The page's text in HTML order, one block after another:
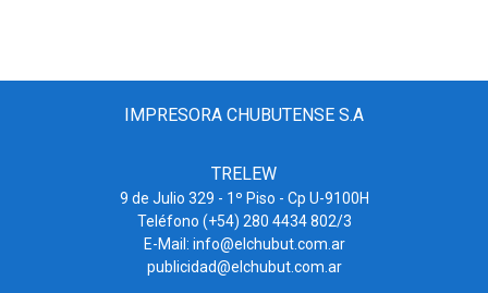
IMPRESORA CHUBUTENSE S.A
TRELEW
9 de Julio 329 - 1º Piso - Cp U-9100H
Teléfono (+54) 280 4434 802/3
E-Mail: info@elchubut.com.ar
publicidad@elchubut.com.ar